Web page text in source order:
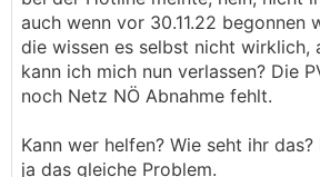
auch wenn vor 30.11.22 begonnen
die wissen es selbst nicht wirklich,
kann ich mich nun verlassen? Die
noch Netz NÖ Abnahme fehlt.
Kann wer helfen? Wie seht ihr
ja das gleiche Problem.